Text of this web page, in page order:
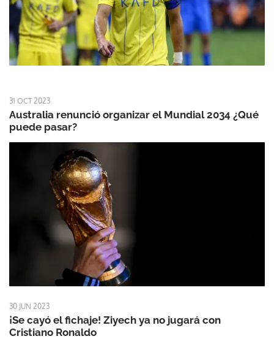
31 OCT 2023
Australia renunció organizar el Mundial 2034 ¿Qué
puede pasar?
30 JUN 2023
¡Se cayó el fichaje! Ziyech ya no jugará con
Cristiano Ronaldo